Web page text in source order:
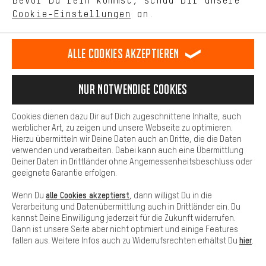
Futter:
Laufsohle:
Obermaterial:
core black-puor-ray blue | 44:
Futter:
Textil
Laufsohle:
Sonstiges
Obermaterial:
Sonstiges
wonalu-owhite-grey three | 44 2/3:
Futter:
Textil
Cookie-Einstellungen an.
unseres Shop-Angebots.
Dein Shopping-Erlebnis wird komfortabler. Mit Komfort-Cookies
stellen wir Verknüpfungen zu Social Media Plattformen her. So
können wir dir weitere nützliche Inhalte und Informationen zur
Verfügung stellen. Zudem hast du die Möglichkeit zusätzliche
Services zu nutzen, die es dir erleichtern die richtigen Produkte zu
finden. Beispielsweise bieten wir eine Chat-Funktion an, damit
Fragen schnell und unkompliziert beantwortet werden können.
Basis
Basis-Cookies gewährleisten, dass Du unsere Webseite
grundsätzlich nutzen kannst.
Alle Cookies akzeptieren
Nur Notwendige Cookies
Cookies dienen dazu Dir auf Dich zugeschnittene Inhalte, auch
werblicher Art, zu zeigen und unsere Webseite zu optimieren.
Hierzu übermitteln wir Deine Daten auch an Dritte, die die Daten
verwenden und verarbeiten. Dabei kann auch eine Übermittlung
Deiner Daten in Drittländer ohne Angemessenheitsbeschluss oder
geeignete Garantie erfolgen.
Wenn Du alle Cookies akzeptierst , dann willigst Du in die
Verarbeitung und Datenübermittlung auch in Drittländer ein. Du
kannst Deine Einwilligung jederzeit für die Zukunft widerrufen.
Dann ist unsere Seite aber nicht optimiert und einige Features
fallen aus. Weitere Infos auch zu Widerrufsrechten erhältst Du hier